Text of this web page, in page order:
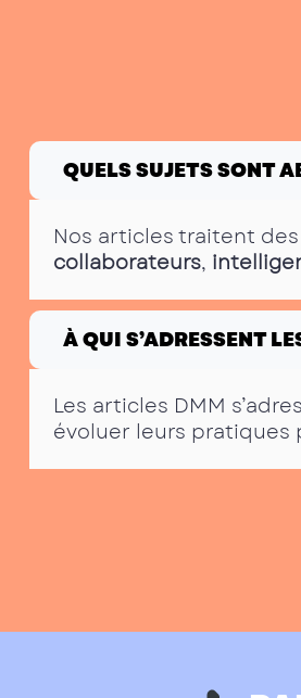
QUELS SUJETS SONT
Nos articles traitent
collaborateurs,
À QUI S’ADRESSENT
Les articles DMM
évoluer leurs pratiques